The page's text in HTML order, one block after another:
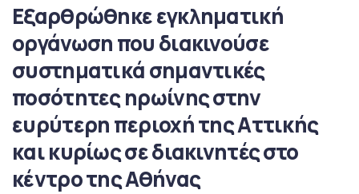
Εξαρθρώθηκε εγκληματική
οργάνωση που διακινούσε
συστηματικά σημαντικές
ποσότητες ηρωίνης στην
ευρύτερη περιοχή της Αττικής
και κυρίως σε διακινητές στο
κέντρο της Αθήνας